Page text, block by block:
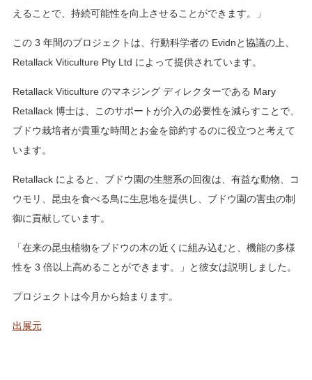
えることで、持続可能性を向上させることができます。」
この 3 年間のプロジェクトは、行動科学者の Evidnと協議の上、
Retallack Viticulture Pty Ltd によって提供されています。
Retallack Viticulture のマネジング ディレクターである Mary
Retallack 博士は、このサポートが介入の必要性を減らすことで、
ブドウ栽培者が貴重な時間とお金を節約するのに役立つと考えて
います。
Retallack によると、ブドウ園の生態系の回復は、有益な動物、コ
ウモリ、昆虫を食べる鳥に生息地を提供し、ブドウ園の害虫の制
御に貢献しています。
「在来の昆虫植物をブドウの木の近くに組み込むと、機能の多様
性を 3 倍以上高めることができます。」と彼女は説明しました。
プロジェクトは今月から始まります。
出展元